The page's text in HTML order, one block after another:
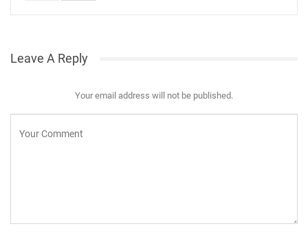
Leave A Reply
Your email address will not be published.